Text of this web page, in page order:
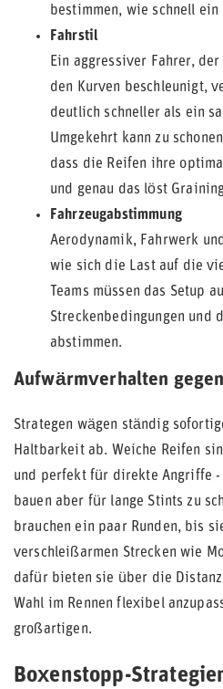
bestimmen, wie schnell ein
Fahrstil
Ein aggressiver Fahrer,
den Kurven beschleunigt,
deutlich schneller als ein
Umgekehrt kann zu
dass die Reifen ihre
und genau das löst
Fahrzeugabstimmung
Aerodynamik, Fahrwerk
wie sich die Last auf die
Teams müssen das Setup
Streckenbedingungen und
abstimmen.
Aufwärmverhalten
Strategen wägen ständig
Haltbarkeit ab. Weiche Reifen
und perfekt für direkte Angriffe
bauen aber für lange Stints zu
brauchen ein paar Runden, bis
verschleißarmen Strecken wie
dafür bieten sie über die
Wahl im Rennen flexibel
großartigen.
Boxenstopp-